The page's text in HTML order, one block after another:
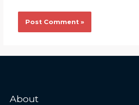
About